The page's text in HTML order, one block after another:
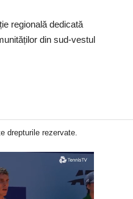
regională dedicată
din sud-vestul
drepturile rezervate.